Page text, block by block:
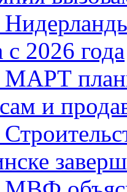
с 2026 года
МАРТ
и